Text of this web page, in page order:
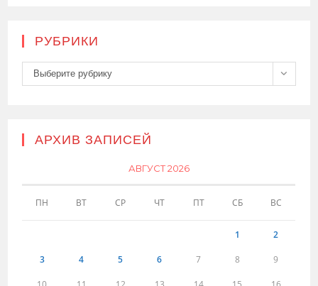
РУБРИКИ
Рубрики
Выберите рубрику
АРХИВ ЗАПИСЕЙ
АВГУСТ 2026
ПН ВТ СР ЧТ ПТ СБ ВС
1 2
3 4 5 6 7 8 9